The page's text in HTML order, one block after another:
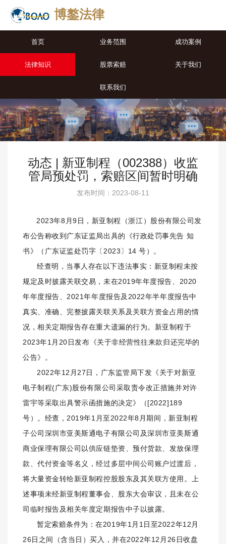
博鏊法律
首页 业务范围 成功案例
法律知识 股票索赔 关于我们
联系我们
动态 | 新亚制程（002388）收监
管局预处罚，索赔区间暂时明确
发布时间：2023-08-11
2023年8月9日， 新亚制程（浙江）股份有限公司 发
布公告称收到广东证监局出具的
《行政处罚事先告 知
书》（广东证监处罚字〔2023〕14 号） 。
经查明，当事人存在以下违法事实： 新亚制程未按
规定及时披露关联交易，未在2019年年度报告、2020
年年度报告、2021年年度报告及2022年半年度报告中
真实、准确、完整披露关联关系及关联方资金占用的情
况，相关定期报告存在重大遗漏的行为。 新亚制程于
2023年1月20日发布《关于非经营性往来款归还完毕的
公告》。
2022年12月27日，广东监管局下发《关于对新亚
电子制程(广东)股份有限公司采取责令改正措施并对许
雷宇等采取出具警示函措施的决定》（[2022]189
号）。 经查，2019年1月至2022年8月期间，新亚制程
子公司深圳市亚美斯通电子有限公司及深圳市亚美斯通
商业保理有限公司以供应链垫资、预付货款、发放保理
款、代付资金等名义，经过多层中间公司账户过渡后，
将大量资金转给新亚制程控股股东及其关联方使用。上
述事项未经新亚制程董事会、股东大会审议，且未在公
司临时报告及相关年度定期报告中子以披露。
暂定索赔条件为：在2019年1月1日至2022年12 月
26日之间（含当日）买入，并在2022年12 月26 日收盘